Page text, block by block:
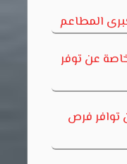
المطاعم
عن توفر
فرص